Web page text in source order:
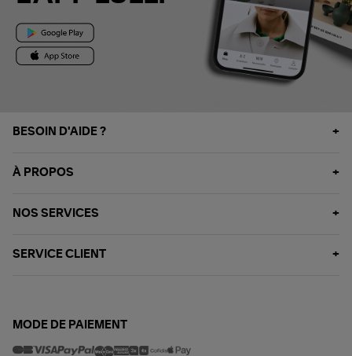
BESOIN D'AIDE ?
À PROPOS
NOS SERVICES
SERVICE CLIENT
MODE DE PAIEMENT